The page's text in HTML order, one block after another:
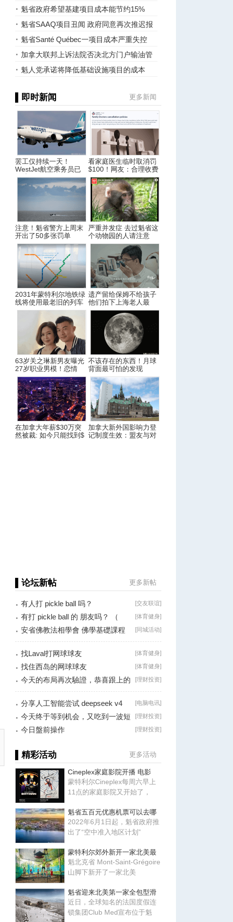
1.2亿元
魁省政府希望基建项目成本能节约15%
魁省SAAQ项目丑闻 政府同意再次推迟报
告提交期限
魁省Santé Québec一项目成本严重失控
加拿大联邦上诉法院否决北方门户输油管
项目
魁人党承诺将降低基础设施项目的成本
▌即时新闻 更多新闻
罢工仅持续一天！
WestJet航空乘务员已
经达
看家庭医生临时取消罚
$100！网友：合理收费
注意！魁省警方上周末
开出了50多张罚单
严重并发症 去过魁省这
个动物园的人请注意
2031年蒙特利尔地铁绿
线将使用最老旧的列车
遗产留给保姆不给孩子
他们拍下上海老人最
63岁关之琳新男友曝光
27岁职业男模！恋情
不该存在的东西！月球
背面最可怕的发现
在加拿大年薪$30万突
然被裁: 如今只能找到$
加拿大新外国影响力登
记制度生效：盟友与对
▌论坛新帖 更多新帖
[交友联谊]
有人打 pickle ball 吗？
[体育健身]
有打 pickle ball 的 朋友吗？ （
Brossard
[同城活动]
安省佛教法相學會 佛學基礎課程
（第二十八
[体育健身]
找Laval打网球球友
[体育健身]
找住西岛的网球球友
[理财投资]
今天的布局再次驗證，恭喜跟上的
朋友！
[电脑电讯]
分享人工智能尝试 deepseek v4
falsh, 据说
[理财投资]
今天终于等到机会，又吃到一波短
线利润！
[理财投资]
今日盤前操作
▌精彩活动 更多活动
Cineplex家庭影院开播 电影
蒙特利尔Cineplex每周六早上
11点的家庭影院又开始了，
魁省五百元优惠机票可以去哪
2022年6月1日起，魁省政府推
出了“空中准入地区计划”
蒙特利尔郊外新开一家北美最
魁北克省 Mont-Saint-Grégoire
山脚下新开了一家北美
魁省迎来北美第一家全包型滑
近日，全球知名的法国度假连
锁集团Club Med宣布位于魁